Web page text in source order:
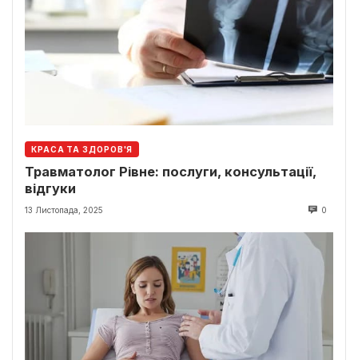
КРАСА ТА ЗДОРОВ'Я
Травматолог Рівне: послуги, консультації,
відгуки
13 Листопада, 2025 0